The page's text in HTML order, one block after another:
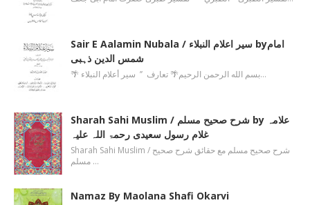
Sair E Aalamin Nubala / سیر اعلام النبلاء byامام
شمس الدین ذہبی
🌴 بسم الله الرحمن الرحیم🌴 تعارف ’’ سیر أعلام النبلاء…
Sharah Sahi Muslim / شرح صحیح مسلم by علامہ
غلام رسول سعیدی رحمۃ اللہ علیہ
Sharah Sahi Muslim / شرح صحیح مسلم مع حقائق شرح صحیح
مسلم …
Namaz By Maolana Shafi Okarvi